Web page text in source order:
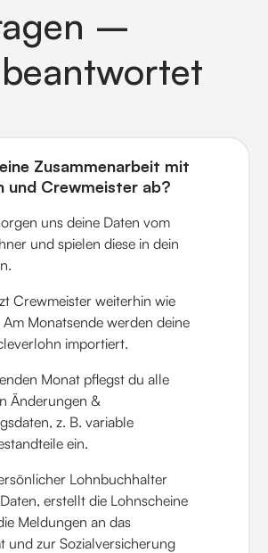
–
beantwortet
Zusammenarbeit mit
und Crewmeister ab?
uns deine Daten vom
und spielen diese in dein
Crewmeister weiterhin wie
Monatsende werden deine
importiert.
Monat pflegst du alle
Änderungen &
z. B. variable
ein.
Lohnbuchhalter
erstellt die Lohnscheine
Meldungen an das
und zur Sozialversicherung